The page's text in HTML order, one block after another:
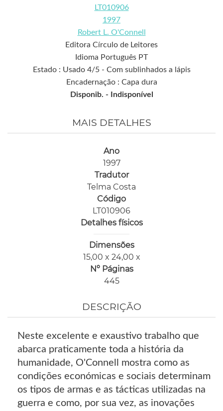
LT010906
1997
Robert L. O'Connell
Editora Círculo de Leitores
Idioma Português PT
Estado : Usado 4/5 - Com sublinhados a lápis
Encadernação : Capa dura
Disponib. -
Indisponível
MAIS DETALHES
Ano
1997
Tradutor
Telma Costa
Código
LT010906
Detalhes físicos
Dimensões
15,00 x 24,00 x
Nº Páginas
445
DESCRIÇÃO
Neste excelente e exaustivo trabalho que
abarca praticamente toda a história da
humanidade, O'Connell mostra como as
condições económicas e sociais determinam
os tipos de armas e as tácticas utilizadas na
guerra e como, por sua vez, as inovações